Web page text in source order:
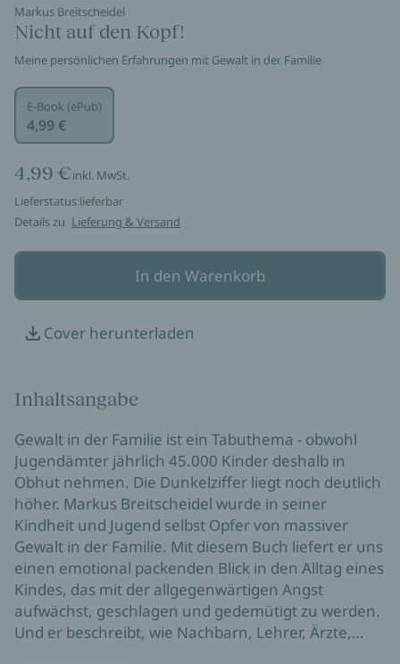
Markus Breitscheidel
Nicht auf den Kopf!
Meine persönlichen Erfahrungen mit Gewalt in der Familie
E-Book (ePub)
4,99 €
4,99 €inkl. MwSt.
Lieferstatus:lieferbar
Details zu Lieferung & Versand
In den Warenkorb
Cover herunterladen
Inhaltsangabe
Gewalt in der Familie ist ein Tabuthema - obwohl
Jugendämter jährlich 45.000 Kinder deshalb in
Obhut nehmen. Die Dunkelziffer liegt noch deutlich
höher. Markus Breitscheidel wurde in seiner
Kindheit und Jugend selbst Opfer von massiver
Gewalt in der Familie. Mit diesem Buch liefert er uns
einen emotional packenden Blick in den Alltag eines
Kindes, das mit der allgegenwärtigen Angst
aufwächst, geschlagen und gedemütigt zu werden.
Und er beschreibt, wie Nachbarn, Lehrer, Ärzte,